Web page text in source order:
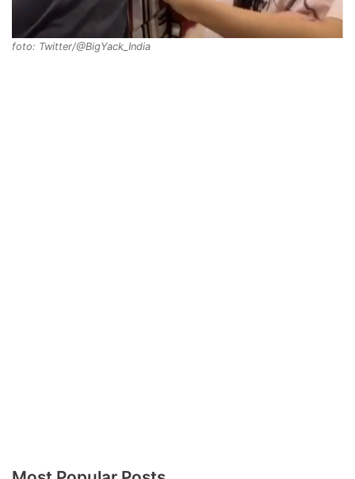
foto: Twitter/@BigYack_India